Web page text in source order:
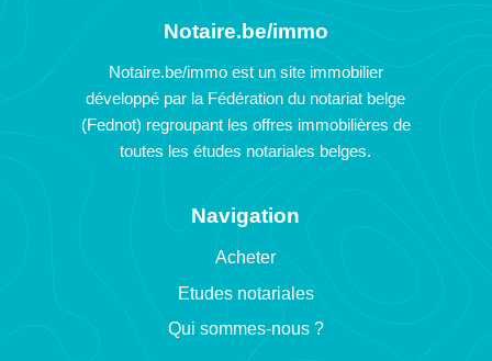
Notaire.be/immo
Notaire.be/immo est un site immobilier
développé par la Fédération du notariat belge
(Fednot) regroupant les offres immobilières de
toutes les études notariales belges.
Navigation
Acheter
Etudes notariales
Qui sommes-nous ?